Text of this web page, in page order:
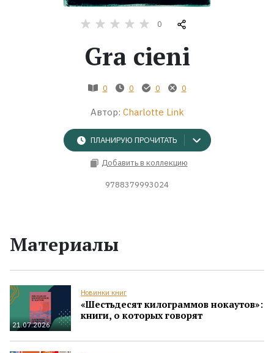
Экранизации
Коллекции
0
Gra cieni
0 0 0 0
Автор: Charlotte Link
ПЛАНИРУЮ ПРОЧИТАТЬ
Добавить в коллекцию
9788379993024
Материалы
21.07.2026
Новинки книг
«Шестьдесят килограммов нокаутов»:
книги, о которых говорят